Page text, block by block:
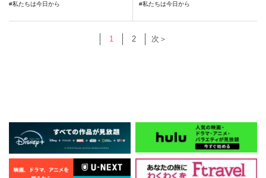
私たちは今日から
私たちは今日から
1 2 次＞